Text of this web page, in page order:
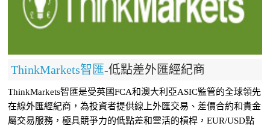
ThinkMarkets智匯-低點差外匯經紀商
ThinkMarkets智匯是受英國FCA和澳大利亞ASIC監管的全球領先
在線外匯經紀商，為投資者提供線上外匯交易、差價合約和貴金
屬交易服務，極具競爭力的低點差和靈活的槓桿，EUR/USD點